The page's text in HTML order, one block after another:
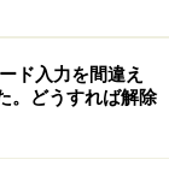
ド入力を間違え
。どうすれば解除